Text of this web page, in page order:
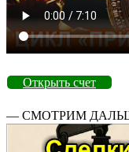
Открыть счет
— СМОТРИМ